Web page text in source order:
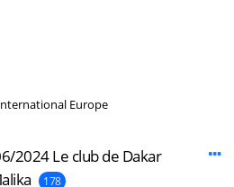
Europe
2024 Le club de Dakar
178